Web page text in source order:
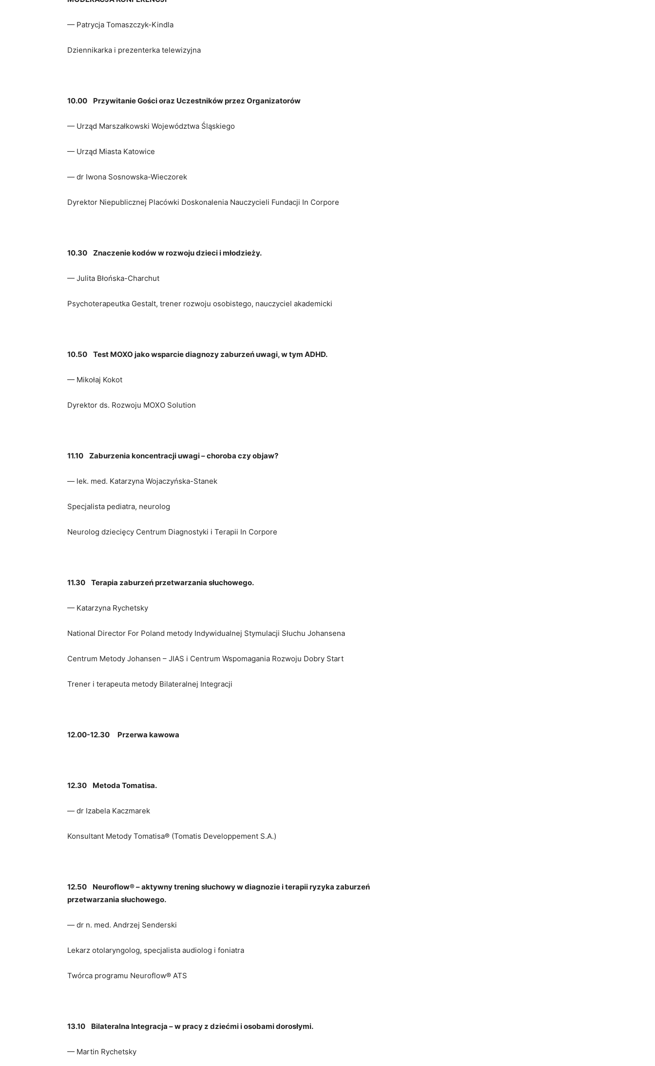
— Patrycja Tomaszczyk-Kindla
Dziennikarka i prezenterka telewizyjna
10.00 Przywitanie Gości oraz Uczestników przez Organizatorów
— Urząd Marszałkowski Województwa Śląskiego
— Urząd Miasta Katowice
— dr Iwona Sosnowska-Wieczorek
Dyrektor Niepublicznej Placówki Doskonalenia Nauczycieli Fundacji In Corpore
10.30 Znaczenie kodów w rozwoju dzieci i młodzieży.
— Julita Błońska-Charchut
Psychoterapeutka Gestalt, trener rozwoju osobistego, nauczyciel akademicki
10.50 Test MOXO jako wsparcie diagnozy zaburzeń uwagi, w tym ADHD.
— Mikołaj Kokot
Dyrektor ds. Rozwoju MOXO Solution
11.10 Zaburzenia koncentracji uwagi – choroba czy objaw?
— lek. med. Katarzyna Wojaczyńska-Stanek
Specjalista pediatra, neurolog
Neurolog dziecięcy Centrum Diagnostyki i Terapii In Corpore
11.30 Terapia zaburzeń przetwarzania słuchowego.
— Katarzyna Rychetsky
National Director For Poland metody Indywidualnej Stymulacji Słuchu Johansena
Centrum Metody Johansen – JIAS i Centrum Wspomagania Rozwoju Dobry Start
Trener i terapeuta metody Bilateralnej Integracji
12.00-12.30 Przerwa kawowa
12.30 Metoda Tomatisa.
— dr Izabela Kaczmarek
Konsultant Metody Tomatisa® (Tomatis Developpement S.A.)
12.50
Neuroflow® – aktywny trening słuchowy w diagnozie i terapii ryzyka zaburzeń
przetwarzania słuchowego.
— dr n. med. Andrzej Senderski
Lekarz otolaryngolog, specjalista audiolog i foniatra
Twórca programu Neuroflow® ATS
13.10 Bilateralna Integracja – w pracy z dziećmi i osobami dorosłymi.
— Martin Rychetsky